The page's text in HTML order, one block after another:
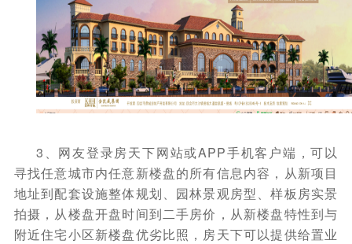
3、网友登录房天下网站或APP手机客户端，可以
寻找任意城市内任意新楼盘的所有信息内容，从新项目
地址到配套设施整体规划、园林景观房型、样板房实景
拍摄，从楼盘开盘时间到二手房价，从新楼盘特性到与
附近住宅小区新楼盘优劣比照，房天下可以提供给置业